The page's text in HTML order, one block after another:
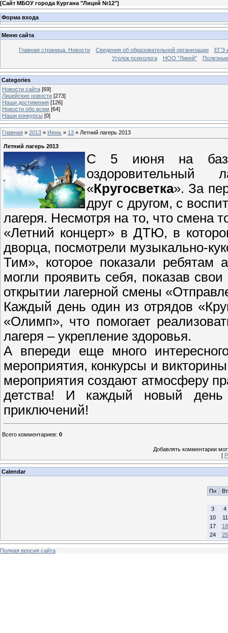
[Сайт МБОУ города Кургана "Лицей №12"]
Форма входа
Меню сайта
Главная страница. Новости Сведения об образовательной организации
ЕГЭ
Уголок психолога
НОО "Ликей"
Categories
Новости сайта [69]
Лицейские новости [273]
Наши достижения [126]
Новости обо всем [64]
Наши конкурсы [0]
Главная » 2013 » Июнь » 13 » Летний лагерь 2013
Летний лагерь 2013
С 5 июня на базе
оздоровительный
«Кругосветка». За
друг с другом, с
лагеря. Несмотря на то, что смена
«Летний концерт» в ДТЮ, в
дворца, посмотрели музыкально-
Тим», которое показали ребятам
могли проявить себя, показав
открытии лагерной смены
Каждый день один из отрядов
«Олимп», что помогает
лагеря – укрепление здоровья.
А впереди еще много
мероприятия, конкурсы и
мероприятия создают атмосферу
детства! И каждый новый день
приключений!
Всего комментариев: 0
Добавлять комментарии
[
Calendar
Пн Вт
3
4
10
11
17
18
24
25
Полная версия сайта